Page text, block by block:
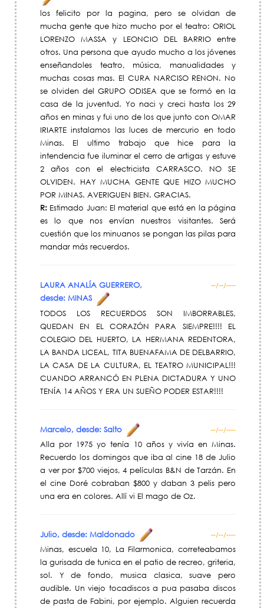
los felicito por la pagina, pero se olvidan de
mucha gente que hizo mucho por el teatro: ORIOL
LORENZO MASSA y LEONCIO DEL BARRIO entre
otros. Una persona que ayudo mucho a los jóvenes
enseñandoles teatro, música, manualidades y
muchas cosas mas. El CURA NARCISO RENON. No
se olviden del GRUPO ODISEA que se formó en la
casa de la juventud. Yo naci y creci hasta los 29
años en minas y fui uno de los que junto con OMAR
IRIARTE instalamos las luces de mercurio en todo
Minas. El ultimo trabajo que hice para la
intendencia fue iluminar el cerro de artigas y estuve
2 años con el electricista CARRASCO. NO SE
OLVIDEN. HAY MUCHA GENTE QUE HIZO MUCHO
POR MINAS. AVERIGUEN BIEN. GRACIAS.
R: Estimado Juan: El material que está en la página
es lo que nos envían nuestros visitantes. Será
cuestión que los minuanos se pongan las pilas para
mandar más recuerdos.
LAURA ANALÍA GUERRERO,
desde: MINAS
--/--/----
TODOS LOS RECUERDOS SON IMBORRABLES,
QUEDAN EN EL CORAZÓN PARA SIEMPRE!!!! EL
COLEGIO DEL HUERTO, LA HERMANA REDENTORA,
LA BANDA LICEAL, TITA BUENAFAMA DE DELBARRIO,
LA CASA DE LA CULTURA, EL TEATRO MUNICIPAL!!!
CUANDO ARRANCÓ EN PLENA DICTADURA Y UNO
TENÍA 14 AÑOS Y ERA UN SUEÑO PODER ESTAR!!!!
Marcelo, desde: Salto --/--/----
Alla por 1975 yo tenía 10 años y vivía en Minas.
Recuerdo los domingos que iba al cine 18 de Julio
a ver por $700 viejos, 4 películas B&N de Tarzán. En
el cine Doré cobraban $800 y daban 3 pelis pero
una era en colores. Allí vi El mago de Oz.
Julio, desde: Maldonado --/--/----
Minas, escuela 10, La Filarmonica, correteabamos
la gurisada de tunica en el patio de recreo, griteria,
sol. Y de fondo, musica clasica, suave pero
audible. Un viejo tocadiscos a pua pasaba discos
de pasta de Fabini, por ejemplo. Alguien recuerda